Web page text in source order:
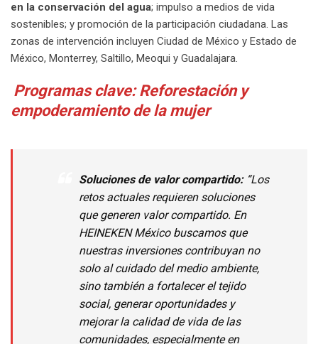
en la conservación del agua; impulso a medios de vida
sostenibles; y promoción de la participación ciudadana. Las
zonas de intervención incluyen Ciudad de México y Estado de
México, Monterrey, Saltillo, Meoqui y Guadalajara.
Programas clave: Reforestación y
empoderamiento de la mujer
Soluciones de valor compartido:“Los
retos actuales requieren soluciones
que generen valor compartido. En
HEINEKEN México buscamos que
nuestras inversiones contribuyan no
solo al cuidado del medio ambiente,
sino también a fortalecer el tejido
social, generar oportunidades y
mejorar la calidad de vida de las
comunidades, especialmente en